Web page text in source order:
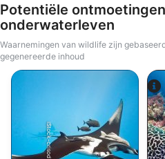
Potentiële
onderwaterleven
Waarnemingen van wildlife zijn
gegenereerde inhoud
iStock-crisod